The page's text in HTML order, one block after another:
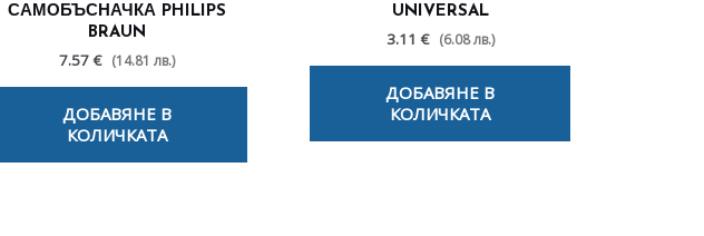
САМОБЪСНАЧКА PHILIPS
BRAUN
7.57 € (14.81 лв.)
ДОБАВЯНЕ В
КОЛИЧКАТА
UNIVERSAL
3.11 € (6.08 лв.)
ДОБАВЯНЕ В
КОЛИЧКАТА